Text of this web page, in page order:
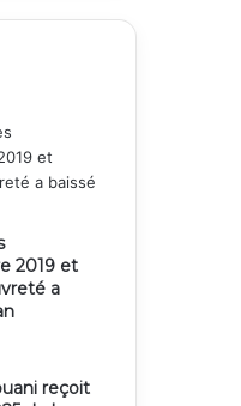
2019 et
a
reçoit